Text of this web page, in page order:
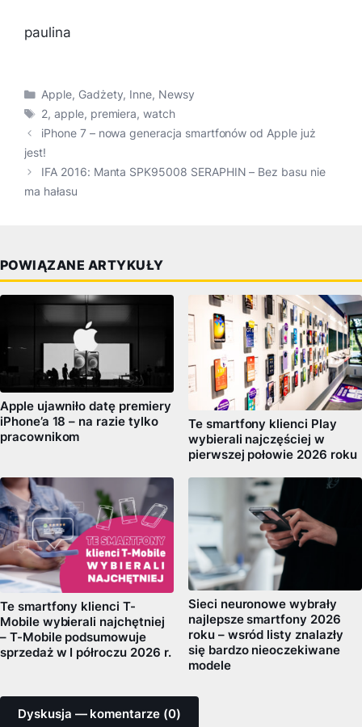
paulina
Kategorie
Apple, Gadżety, Inne, Newsy
Tagi
2,apple, premiera,watch
iPhone 7 – nowa generacja smartfonów od Apple już
jest!
IFA 2016: Manta SPK95008 SERAPHIN – Bez basu nie
ma hałasu
POWIĄZANE ARTYKUŁY
Apple ujawniło datę premiery
iPhone’a 18 – na razie tylko
pracownikom
Te smartfony klienci Play
wybierali najczęściej w
pierwszej połowie 2026 roku
Te smartfony klienci T-
Mobile wybierali najchętniej
– T-Mobile podsumowuje
sprzedaż w I półroczu 2026 r.
Sieci neuronowe wybrały
najlepsze smartfony 2026
roku – wsród listy znalazły
się bardzo nieoczekiwane
modele
Dyskusja — komentarze (0)